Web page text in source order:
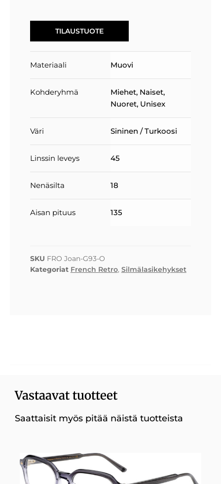
TILAUSTUOTE
Materiaali Muovi
Kohderyhmä Miehet, Naiset,
Nuoret, Unisex
Väri Sininen / Turkoosi
Linssin leveys 45
Nenäsilta 18
Aisan pituus 135
SKU FRO Joan-G93-O
Kategoriat French Retro, Silmälasikehykset
Vastaavat tuotteet
Saattaisit myös pitää näistä tuotteista